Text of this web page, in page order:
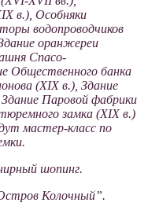
в.), Особняки
водопроводчиков
оранжереи
Спасо-
Общественного банка
(XIX в.), Здание
Паровой фабрики
замка (XIX в.)
мастер-класс по
шопинг.
Колочный”.